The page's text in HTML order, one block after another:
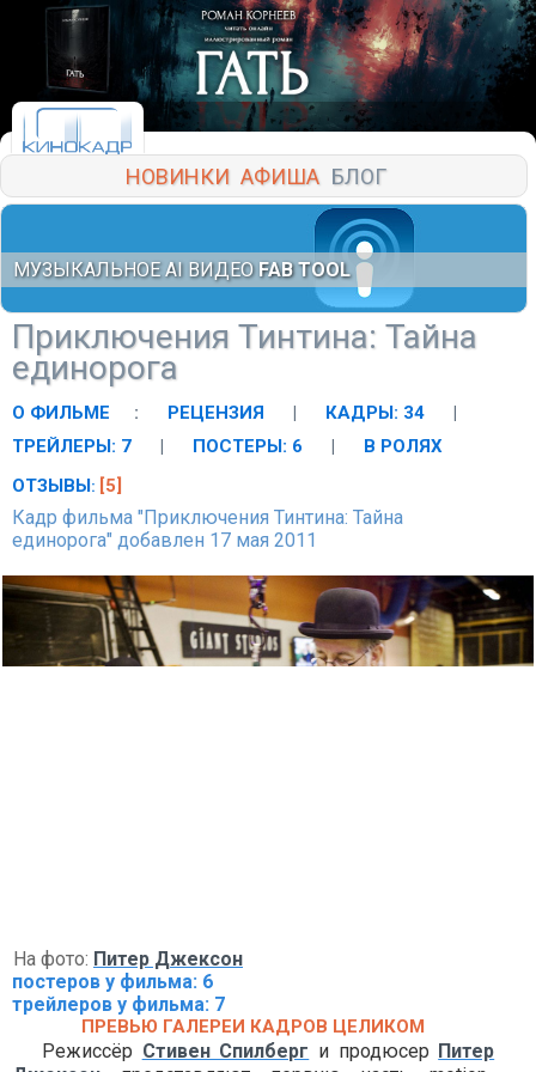
НОВИНКИ АФИША БЛОГ
МУЗЫКАЛЬНОЕ AI ВИДЕО FAB TOOL
Приключения Тинтина: Тайна
единорога
О ФИЛЬМЕ : РЕЦЕНЗИЯ | КАДРЫ: 34
|
ТРЕЙЛЕРЫ: 7
| ПОСТЕРЫ: 6 |
В РОЛЯХ
ОТЗЫВЫ: [5]
Кадр фильма "Приключения Тинтина: Тайна
единорога" добавлен 17 мая 2011
На фото: Питер Джексон
постеров у фильма: 6
трейлеров у фильма: 7
ПРЕВЬЮ ГАЛЕРЕИ КАДРОВ ЦЕЛИКОМ
Режиссёр Стивен Спилберг и продюсер Питер